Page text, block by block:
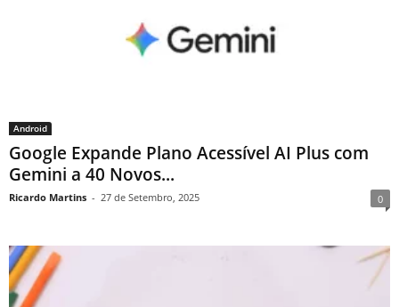
Android
Google Expande Plano Acessível AI Plus com
Gemini a 40 Novos...
Ricardo Martins - 27 de Setembro, 2025 0